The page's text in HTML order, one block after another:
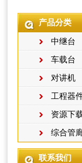
产品分类
中继台
车载台
对讲机
工程器
资源下
综合管
联系我们